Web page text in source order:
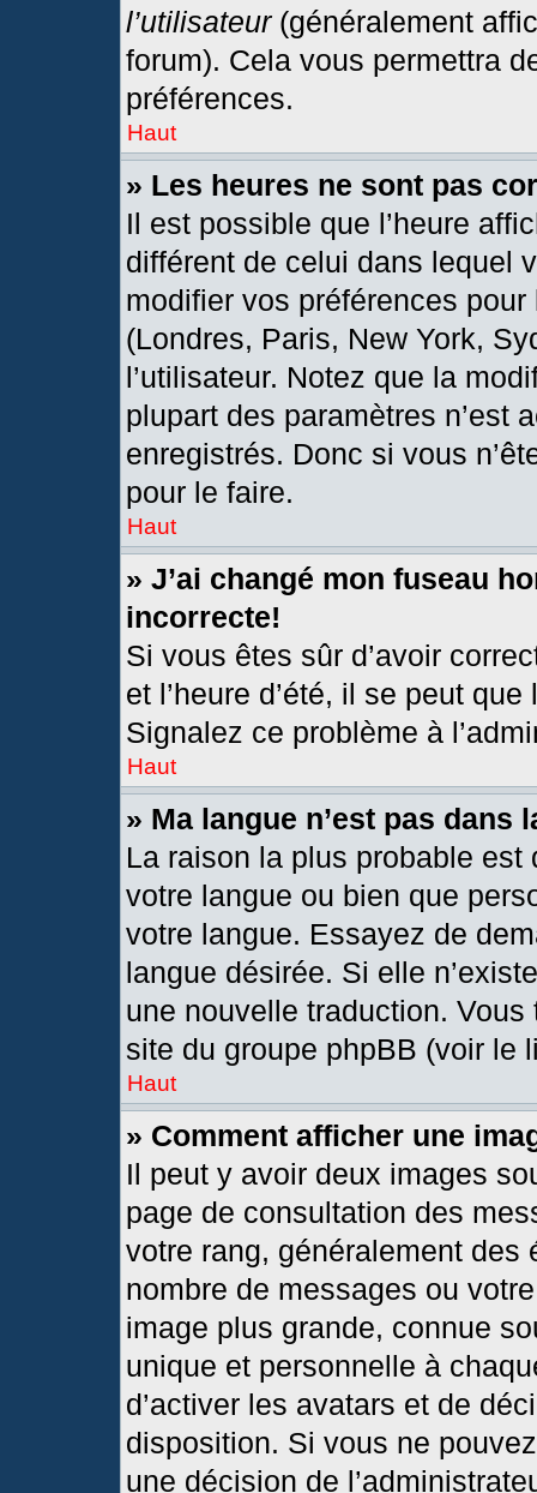
l’utilisateur(généralement
forum). Cela vous permettra
préférences.
Haut
» Les heures ne sont pas
Il est possible que l’heure
différent de celui dans lequel
modifier vos préférences
(Londres, Paris, New York,
l’utilisateur. Notez que la
plupart des paramètres n’est
enregistrés. Donc si vous
pour le faire.
Haut
» J’ai changé mon fuseau
incorrecte!
Si vous êtes sûr d’avoir
et l’heure d’été, il se peut
Signalez ce problème à
Haut
» Ma langue n’est pas dans
La raison la plus probable est
votre langue ou bien que
votre langue. Essayez de
langue désirée. Si elle
une nouvelle traduction.
site du groupe phpBB (voir le
Haut
» Comment afficher une
Il peut y avoir deux images
page de consultation des
votre rang, généralement
nombre de messages ou
image plus grande, connue
unique et personnelle à
d’activer les avatars et de
disposition. Si vous ne
une décision de